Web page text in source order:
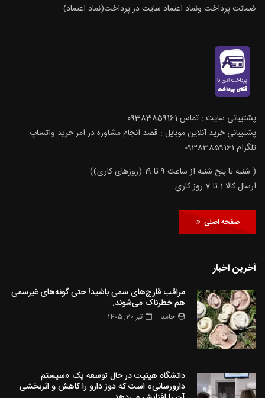
ضمانت پرداخت ونماد اعتماد سایت در پرداخت(نماد اعتماد)
پشتيباني سايت : تماس 09383859161
پشتيباني خريد آنلاين موبايل : قصد انجام مشاوره در امر خرید واتساپ
تلگرام 09383859161
( شنبه تا پنج شنبه از ساعت 9 تا 19 (روزهای کاری))
ارسال كالا 1 تا 7 روز كاري
صفحه اصلی
آخرین اخبار
مراقب قارچ‌های سمی باشید! حتی گونه‌های غیرسمی
هم خطرناک می‌شوند.
حامد تیر 20, 1405
دانشگاه هیتیت در حال توسعه یک «سیستم
دارورسانی» است که دوز دارو را کاهش و اثربخشی